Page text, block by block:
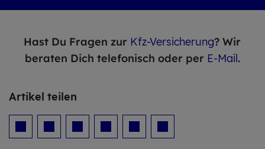
Hast Du Fragen zur Kfz-Versicherung? Wir
beraten Dich telefonisch oder per E-Mail.
Ar­ti­kel tei­len